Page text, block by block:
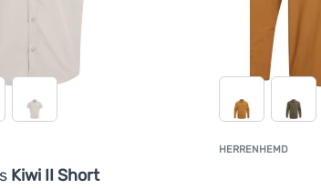
Kiwi II Short
HERRENHEMD